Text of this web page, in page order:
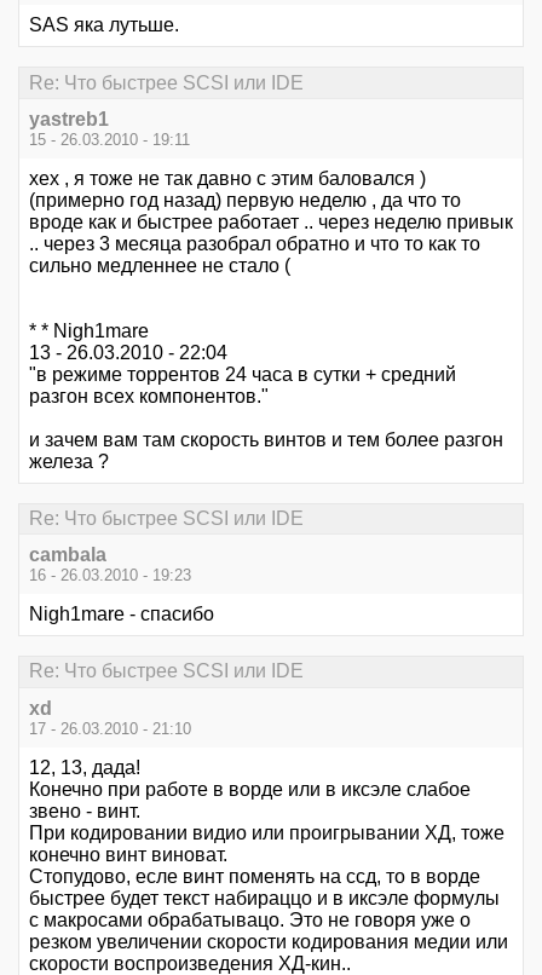
SAS яка лутьше.
Re: Что быстрее SCSI или IDE
yastreb1
15 - 26.03.2010 - 19:11
хех , я тоже не так давно с этим баловался )
(примерно год назад) первую неделю , да что то
вроде как и быстрее работает .. через неделю привык
.. через 3 месяца разобрал обратно и что то как то
сильно медленнее не стало (
* * Nigh1mare
13 - 26.03.2010 - 22:04
"в режиме торрентов 24 часа в сутки + средний
разгон всех компонентов."
и зачем вам там скорость винтов и тем более разгон
железа ?
Re: Что быстрее SCSI или IDE
cambala
16 - 26.03.2010 - 19:23
Nigh1mare - спасибо
Re: Что быстрее SCSI или IDE
xd
17 - 26.03.2010 - 21:10
12, 13, дада!
Конечно при работе в ворде или в иксэле слабое
звено - винт.
При кодировании видио или проигрывании ХД, тоже
конечно винт виноват.
Стопудово, есле винт поменять на ссд, то в ворде
быстрее будет текст набираццо и в иксэле формулы
с макросами обрабатывацо. Это не говоря уже о
резком увеличении скорости кодирования медии или
скорости воспроизведения ХД-кин..